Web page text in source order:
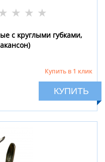
★ ★ ★
с круглыми губками,
Купить в 1 клик
КУПИТЬ